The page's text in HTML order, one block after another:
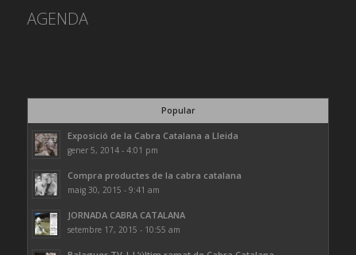
AGENDA
Popular
Exposició de la Cabra Catalana a Lleida
gener 5, 2014 - 4:01 pm
Compra productes de la cabra catalana
maig 30, 2015 - 9:41 am
JORNADA CABRA CATALANA
setembre 17, 2015 - 10:55 am